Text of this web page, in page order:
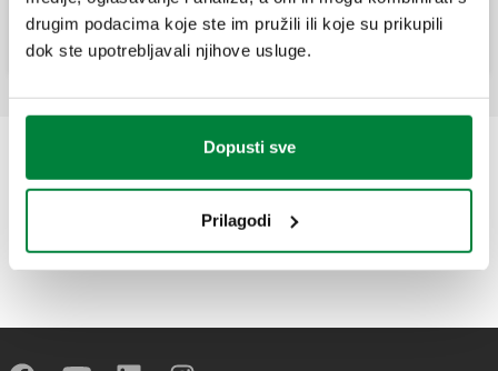
drugim podacima koje ste im pružili ili koje su prikupili
dok ste upotrebljavali njihove usluge.
Dopusti sve
Prilagodi
sustave.